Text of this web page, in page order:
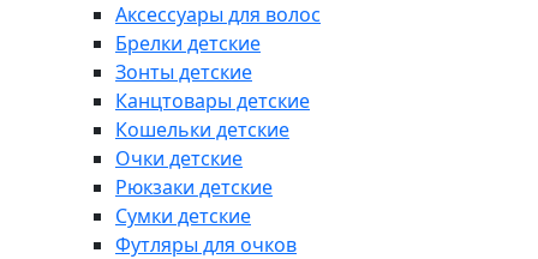
Аксессуары для волос
Брелки детские
Зонты детские
Канцтовары детские
Кошельки детские
Очки детские
Рюкзаки детские
Сумки детские
Футляры для очков